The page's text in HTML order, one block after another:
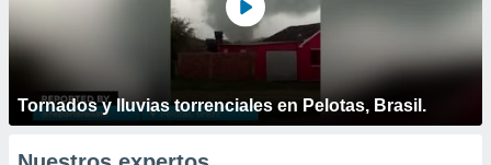
Tornados y lluvias torrenciales en Pelotas, Brasil.